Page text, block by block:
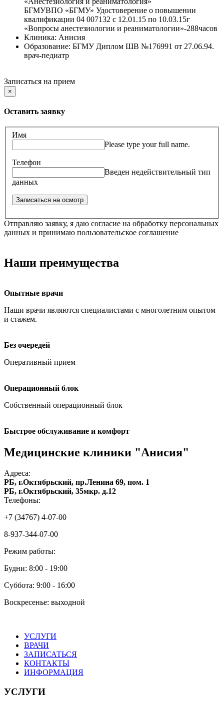
БГМУВПО «БГМУ» Удостоверение о повышении
квалификации 04 007132 с 12.01.15 по 10.03.15г
«Вопросы анестезиологии и реаниматологии»-288часов
Клиника: Анисия
Образование: БГМУ Диплом ШВ №176991 от 27.06.94.
врач-педиатр
Записаться на прием
×
Оставить заявку
Имя
Please type your full name.
Телефон
Введен недействительный тип
данных
Отправляю заявку, я даю согласие на обработку персональных
данных и принимаю пользовательское соглашение
Наши преимущества
Опытные врачи
Наши врачи являются специалистами с многолетним опытом
и стажем.
Без очередей
Оперативный прием
Операционный блок
Собственный операционный блок
Быстрое обслуживание и комфорт
Медицинские клиники "Анисия"
Адреса:
РБ, г.Октябрьский, пр.Ленина 69, пом. 1
РБ, г.Октябрьский, 35мкр. д.12
Телефоны:
+7 (34767) 4-07-00
8-937-344-07-00
Режим работы:
Будни: 8:00 - 19:00
Суббота: 9:00 - 16:00
Воскресенье: выходной
УСЛУГИ
ВРАЧИ
ЗАПИСАТЬСЯ
КОНТАКТЫ
ИНФОРМАЦИЯ
УСЛУГИ